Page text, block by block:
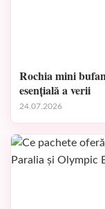
Rochia mini
esențială a verii
24.07.2026